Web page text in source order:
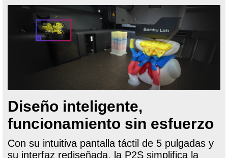
Diseño inteligente,
funcionamiento sin esfuerzo
Con su intuitiva pantalla táctil de 5 pulgadas y
su interfaz rediseñada, la P2S simplifica la